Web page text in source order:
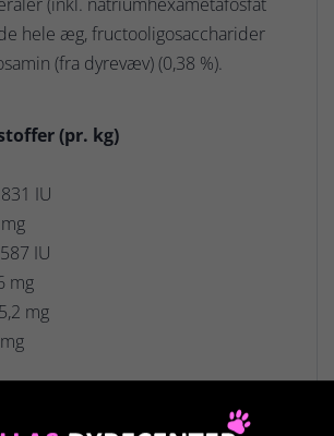
hele æg, fructooligosaccharider
(fra dyrevæv) (0,38 %).
(pr. kg)
IU
IU
mg
mg